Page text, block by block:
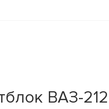
ВАЗ-